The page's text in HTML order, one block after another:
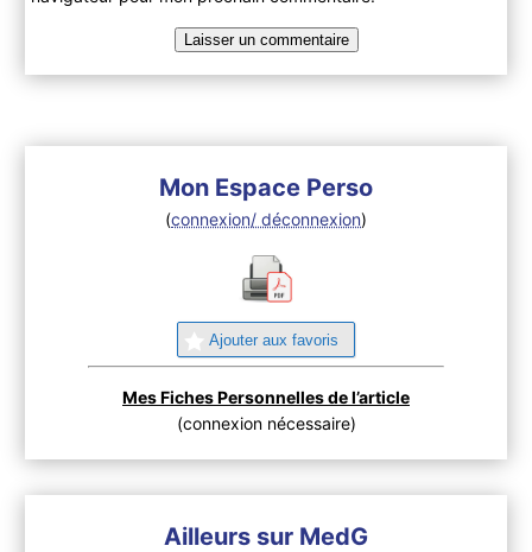
Mon Espace Perso
(connexion/ déconnexion)
Ajouter aux favoris
Mes Fiches Personnelles de l’article
(connexion nécessaire)
Ailleurs sur MedG